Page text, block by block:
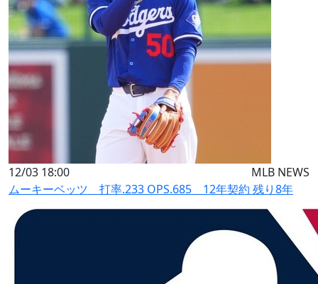
12/03 18:00
MLB NEWS
ムーキーベッツ 打率.233 OPS.685 12年契約 残り8年